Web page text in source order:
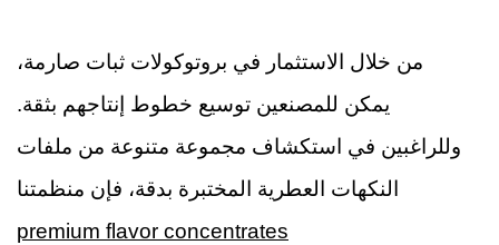
من خلال الاستثمار في بروتوكولات ثبات صارمة،
يمكن للمصنعين توسيع خطوط إنتاجهم بثقة.
وللراغبين في استكشاف مجموعة متنوعة من ملفات
النكهات العطرية المختبرة بدقة، فإن منظمتنا
premium flavor concentrates